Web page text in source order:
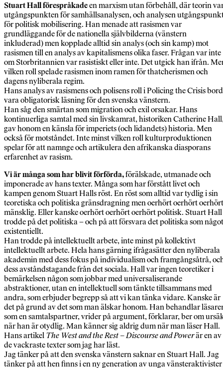
Stuart Hall förespråkadeen marxism utan förbehåll, där teorin
utgångspunkten för samhällsanalysen, och analysen
för politisk mobilisering. Han menade att rasismen var
grundläggande för de nationella självbilderna (vänstern
inkluderad) men kopplade alltid sin analys (och sin kamp) mot
rasismen till en analys av kapitalismens olika faser. Frågan var inte
om Storbritannien var rasistiskt eller inte. Det utgick han ifrån.
vilken roll spelade rasismen inom ramen för thatcherismen och
dagens nyliberala regim.
Hans analys av rasismens och polisens roll i Policing the Crisis
vara obligatorisk läsning för den svenska vänstern.
Han såg den smärtan som migration och exil orsakar. Hans
kontinuerliga samtal med sin livskamrat, historiken Catherine
gav honom en känsla för imperiets (och lidandets) historia. Men
också för motståndet. Inte minst vilken roll kulturproduktionen
spelar för att namnge och artikulera den afrikanska diasporans
erfarenhet av rasism.
Vi är många som har blivit förförda,förälskade, utmanade och
imponerade av hans texter. Många som har förstått livet och
kampen genom Stuart Halls röst. En röst som alltid var tydlig i sin
teoretiska och politiska gränsdragning men oerhört oerhört oerhört
mänsklig. Eller kanske oerhört oerhört oerhört politisk. Stuart Hall
trodde på det politiska – och på att försvara det politiska som något
existentiellt.
Han trodde på intellektuellt arbete, inte minst på kollektivt
intellektuellt arbete. Hela hans gärning ifrågasätter den nyliberala
akademin med dess fokus på individualism och framgångsåtrå,
dess avståndstagande från det sociala. Hall var ingen teoretiker i
bemärkelsen någon som jobbar med universaliserande
abstraktioner, utan en intellektuell som tänkte tillsammans med
andra, som erbjuder begrepp så att vi kan tänka vidare. Kanske är
det på grund av det som man älskar honom. Han behandlar
som en samtalspartner, vrider på argument, förklarar, ber om
när han är otydlig. Man känner sig aldrig dum när man läser Hall.
Hans artikel The West and the Rest – Discourse and Powerär en av
de vackraste texter som jag har läst.
Jag tänker på att den svenska vänstern saknar en Stuart Hall. Jag
tänker på att hen finns i en ny generation av unga vänsteraktivister